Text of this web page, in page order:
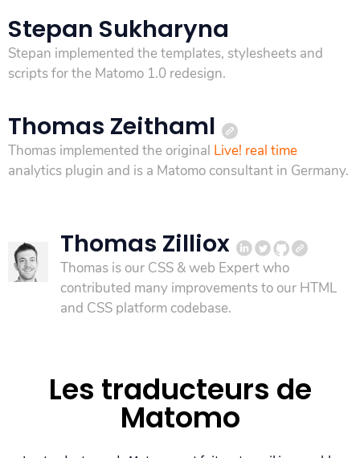
Stepan Sukharyna
Stepan implemented the templates, stylesheets and
scripts for the Matomo 1.0 redesign.
Thomas Zeithaml
Thomas implemented the original Live! real time
analytics plugin and is a Matomo consultant in Germany.
Thomas Zilliox
Thomas is our CSS & web Expert who
contributed many improvements to our HTML
and CSS platform codebase.
Les traducteurs de
Matomo